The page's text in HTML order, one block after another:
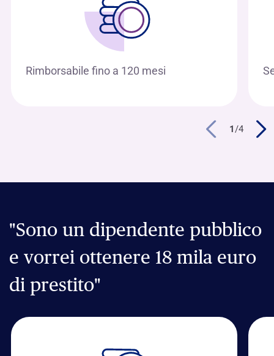
Rimborsabile fino a 120 mesi
1/4
"Sono un dipendente pubblico
e vorrei ottenere 18 mila euro
di prestito"